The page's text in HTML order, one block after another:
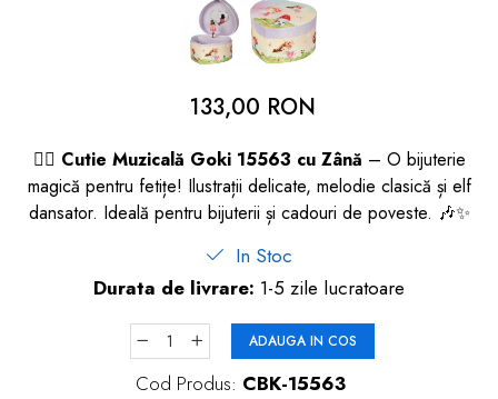
Produse îngrijire copii
133,00 RON
🧚‍♀️ Cutie Muzicală Goki 15563 cu Zână – O bijuterie
magică pentru fetițe! Ilustrații delicate, melodie clasică și elf
dansator. Ideală pentru bijuterii și cadouri de poveste. 🎶✨
In Stoc
Durata de livrare: 1-5 zile lucratoare
ADAUGA IN COS
Cod Produs: CBK-15563